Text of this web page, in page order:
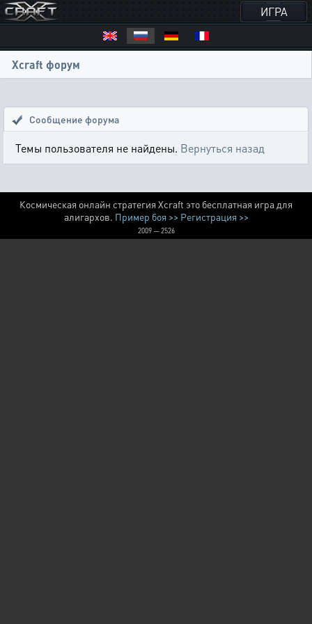
ИГРА
Xcraft форум
Сообщение форума
Темы пользователя не найдены. Вернуться назад
Космическая онлайн стратегия Xcraft это бесплатная игра для
алигархов. Пример боя >> Регистрация >>
2009 — 2526